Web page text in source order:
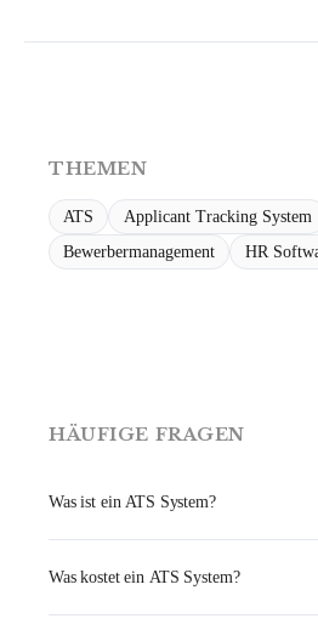
THEMEN
ATS
Applicant Tracking System
Bewerbermanagement
HR
HÄUFIGE FRAGEN
Was ist ein ATS System?
Recruiting-Prozess digital abbildet. Es
Was kostet ein ATS System?